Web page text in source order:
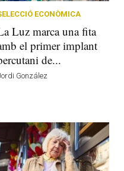
ECONÒMICA
Luz marca una fita
el primer implant
de...
González